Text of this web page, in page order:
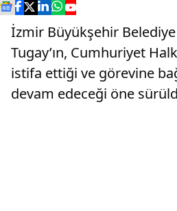
İzmir Büyükşehir Belediye
Tugay’ın, Cumhuriyet
istifa ettiği ve görevine
devam edeceği öne